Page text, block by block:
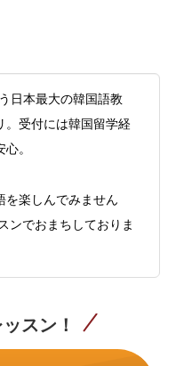
日本最大の韓国語教
。受付には韓国留学経
。
を楽しんでみません
ンでおまちしておりま
スン！